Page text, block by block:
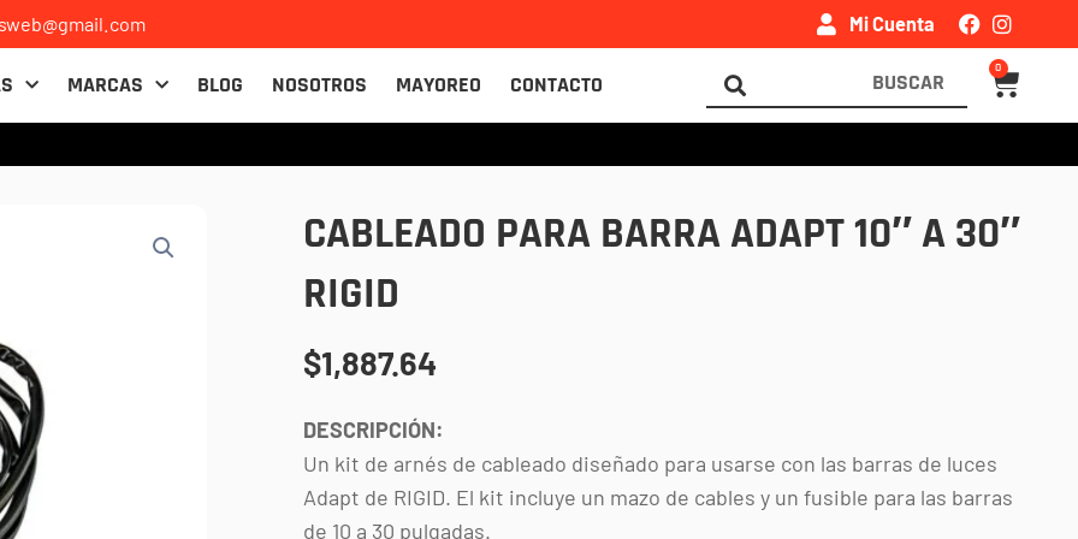
Mi Cuenta
MARCAS BLOG NOSOTROS MAYOREO CONTACTO
Search
...
0
Carrito
CABLEADO PARA BARRA ADAPT 10″ A 30″
RIGID
$1,887.64
DESCRIPCIÓN:
Un kit de arnés de cableado diseñado para usarse con las barras de luces
Adapt de RIGID. El kit incluye un mazo de cables y un fusible para las barras
de 10 a 30 pulgadas.